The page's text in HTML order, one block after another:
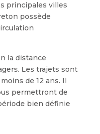
principales villes
possède
la distance
Les trajets sont
de 12 ans. Il
permettront de
bien définie